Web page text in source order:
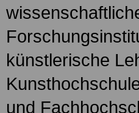
künstlerische
und